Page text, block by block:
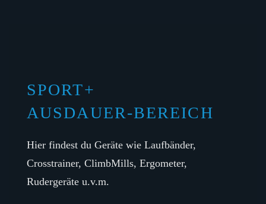
SPORT+
AUSDAUER-BEREICH
Hier findest du Geräte wie Laufbänder,
Crosstrainer, ClimbMills, Ergometer,
Rudergeräte u.v.m.